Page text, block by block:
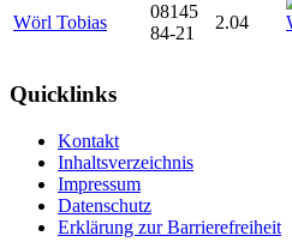
Wörl Tobias
08145
84-21
2.04
Quicklinks
Kontakt
Inhaltsverzeichnis
Impressum
Datenschutz
Erklärung zur Barrierefreiheit